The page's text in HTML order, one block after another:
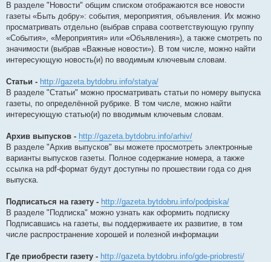
В разделе "Новости" общим списком отображаются все новости
газеты «Быть добру»: события, мероприятия, объявления. Их можно
просматривать отдельно (выбрав справа соответствующую группу
«События», «Мероприятия» или «Объявления»), а также смотреть по
значимости (выбрав «Важные новости»). В том числе, можно найти
интересующую новость(и) по вводимым ключевым словам.
Статьи - http://gazeta.bytdobru.info/statya/
В разделе "Статьи" можно просматривать статьи по номеру выпуска
газеты, по определённой рубрике. В том числе, можно найти
интересующую статью(и) по вводимым ключевым словам.
Архив выпусков - http://gazeta.bytdobru.info/arhiv/
В разделе "Архив выпусков" вы можете просмотреть электронные
варианты выпусков газеты. Полное содержание номера, а также
ссылка на pdf-формат будут доступны по прошествии года со дня
выпуска.
Подписаться на газету - http://gazeta.bytdobru.info/podpiska/
В разделе "Подписка" можно узнать как оформить подписку
Подписавшись на газеты, вы поддерживаете их развитие, в том
числе распространение хорошей и полезной информации
Где приобрести газету - http://gazeta.bytdobru.info/gde-priobresti/